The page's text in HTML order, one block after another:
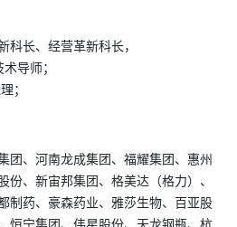
科长、经营革新科长，
导师；
；
团、河南龙成集团、福耀集团、惠州
份、新宙邦集团、格美达（格力）、
制药、豪森药业、雅莎生物、百亚股